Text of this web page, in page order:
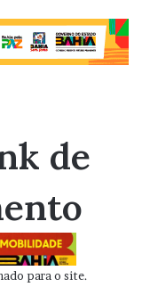
de
para o site.